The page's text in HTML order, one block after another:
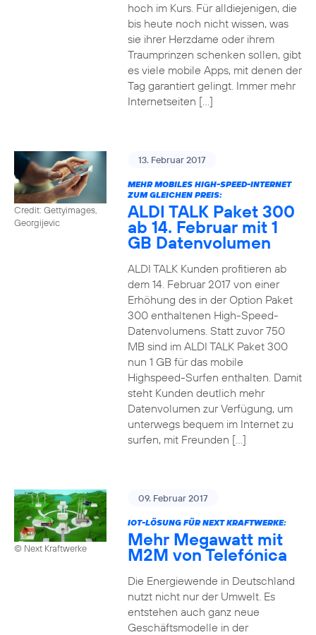
hoch im Kurs. Für alldiejenigen, die
bis heute noch nicht wissen, was
sie ihrer Herzdame oder ihrem
Traumprinzen schenken sollen, gibt
es viele mobile Apps, mit denen der
Tag garantiert gelingt. Immer mehr
Internetseiten […]
Credit: Gettyimages,
Georgijevic
13. Februar 2017
MEHR MOBILES HIGH-SPEED-INTERNET
ZUM GLEICHEN PREIS:
ALDI TALK Paket 300
ab 14. Februar mit 1
GB Datenvolumen
ALDI TALK Kunden profitieren ab
dem 14. Februar 2017 von einer
Erhöhung des in der Option Paket
300 enthaltenen High-Speed-
Datenvolumens. Statt zuvor 750
MB sind im ALDI TALK Paket 300
nun 1 GB für das mobile
Highspeed-Surfen enthalten. Damit
steht Kunden deutlich mehr
Datenvolumen zur Verfügung, um
unterwegs bequem im Internet zu
surfen, mit Freunden […]
© Next Kraftwerke
09. Februar 2017
IOT-LÖSUNG FÜR NEXT KRAFTWERKE:
Mehr Megawatt mit
M2M von Telefónica
Die Energiewende in Deutschland
nutzt nicht nur der Umwelt. Es
entstehen auch ganz neue
Geschäftsmodelle in der